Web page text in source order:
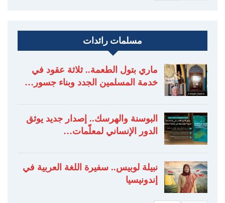
مسلمات رائدات
ماري بتول الطعمة.. ثلاثة عقود في
خدمة المسلمين الجدد وبناء جسور…
البوسنة والهرسك.. إصدار جديد يوثق
الدور الإنساني لمعلّمات…
نبيلة لوبيس.. سفيرة اللغة العربية في
إندونيسيا